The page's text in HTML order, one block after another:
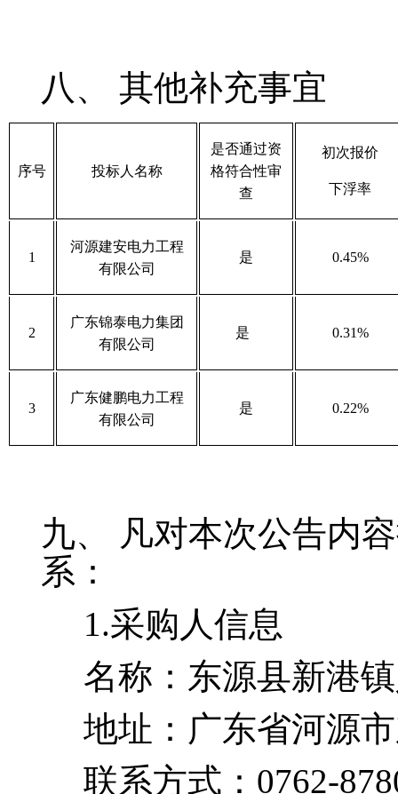
八、 其他补充事宜
序号 投标人 名称
是否通过资
格符合性审
查
初次报价
下浮率
1
河源建安电力工程
有限公司
是 0.45%
2
广东锦泰电力集团
有限公司
是 0.31%
3
广东健鹏电力工程
有限公司
是 0.22%
九、
凡对本次公告内
系：
1.采购人信息
名称： 东源县新港
地址： 广东省河源
联系方式： 0762-